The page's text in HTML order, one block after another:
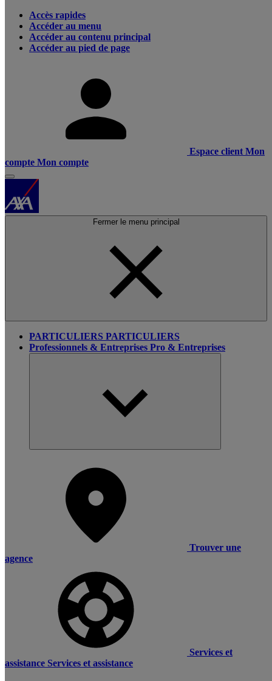
Accès rapides
Accéder au menu
Accéder au contenu principal
Accéder au pied de page
Espace client Mon
compte Mon compte
Fermer le menu principal
PARTICULIERS PARTICULIERS
Professionnels & Entreprises Pro & Entreprises
Trouver une
agence
Services et
assistance Services et assistance